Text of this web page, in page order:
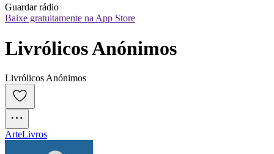
Guardar rádio
Baixe gratuitamente na App Store
Livrólicos Anónimos
Livrólicos Anónimos
ArteLivros